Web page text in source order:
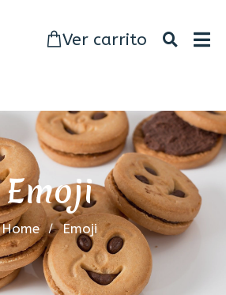
Ver carrito
Emoji
Home Emoji